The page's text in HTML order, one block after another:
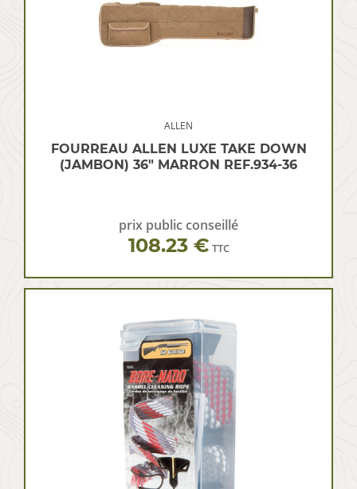
ALLEN
FOURREAU ALLEN LUXE TAKE DOWN
(JAMBON) 36″ MARRON REF.934-36
prix public conseillé
108.23 € TTC